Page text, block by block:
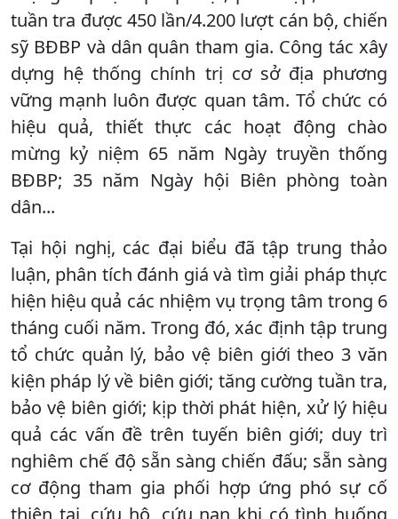
tuần tra được 450 lần/4.200 lượt cán bộ, chiến
sỹ BĐBP và dân quân tham gia. Công tác xây
dựng hệ thống chính trị cơ sở địa phương
vững mạnh luôn được quan tâm. Tổ chức có
hiệu quả, thiết thực các hoạt động chào
mừng kỷ niệm 65 năm Ngày truyền thống
BĐBP; 35 năm Ngày hội Biên phòng toàn
dân...
Tại hội nghị, các đại biểu đã tập trung thảo
luận, phân tích đánh giá và tìm giải pháp thực
hiện hiệu quả các nhiệm vụ trọng tâm trong 6
tháng cuối năm. Trong đó, xác định tập trung
tổ chức quản lý, bảo vệ biên giới theo 3 văn
kiện pháp lý về biên giới; tăng cường tuần tra,
bảo vệ biên giới; kịp thời phát hiện, xử lý hiệu
quả các vấn đề trên tuyến biên giới; duy trì
nghiêm chế độ sẵn sàng chiến đấu; sẵn sàng
cơ động tham gia phối hợp ứng phó sự cố
thiên tai, cứu hộ, cứu nạn khi có tình huống